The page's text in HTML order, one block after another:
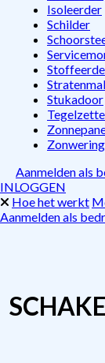
Isoleerder
Schilder
Stukadoor
Aanmelden als
INLOGGEN
Hoe het werkt
Aanmelden als